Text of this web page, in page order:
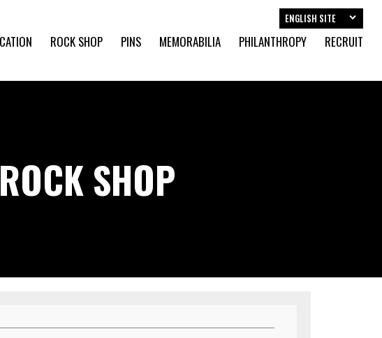
ROCK SHOP PINS MEMORABILIA PHILANTHROPY RECRUIT
ENGLISH SITE
SHOP